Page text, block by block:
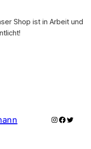
Shop ist in Arbeit und
Instagram